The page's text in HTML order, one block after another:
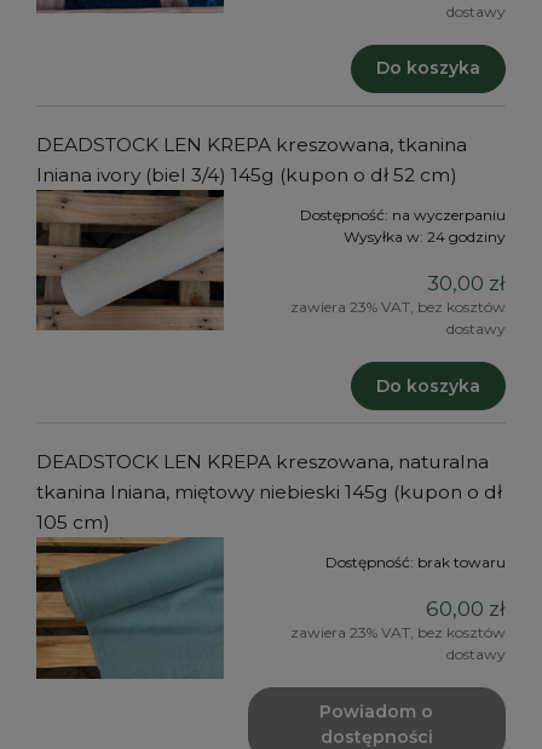
dostawy
Do koszyka
DEADSTOCK LEN KREPA kreszowana, tkanina
lniana ivory (biel 3/4) 145g (kupon o dł 52 cm)
Dostępność: na wyczerpaniu
Wysyłka w: 24 godziny
30,00 zł
zawiera 23% VAT, bez kosztów
dostawy
Do koszyka
DEADSTOCK LEN KREPA kreszowana, naturalna
tkanina lniana, miętowy niebieski 145g (kupon o dł
105 cm)
Dostępność: brak towaru
60,00 zł
zawiera 23% VAT, bez kosztów
dostawy
Powiadom o
dostępności